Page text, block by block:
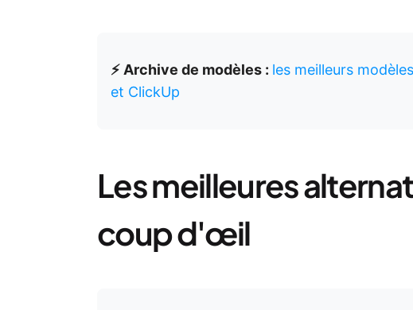
⚡ Archive de modèles : les meilleurs
et ClickUp
Les meilleures
coup d'œil